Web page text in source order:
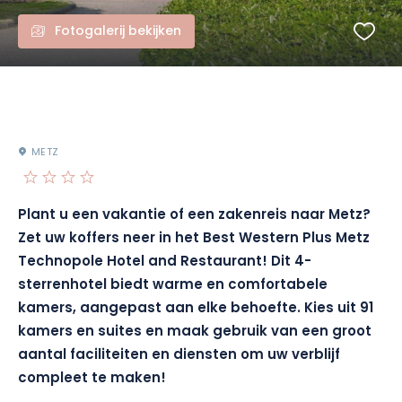
Fotogalerij bekijken
METZ
Plant u een vakantie of een zakenreis naar Metz?
Zet uw koffers neer in het Best Western Plus Metz
Technopole Hotel and Restaurant! Dit 4-
sterrenhotel biedt warme en comfortabele
kamers, aangepast aan elke behoefte. Kies uit 91
kamers en suites en maak gebruik van een groot
aantal faciliteiten en diensten om uw verblijf
compleet te maken!